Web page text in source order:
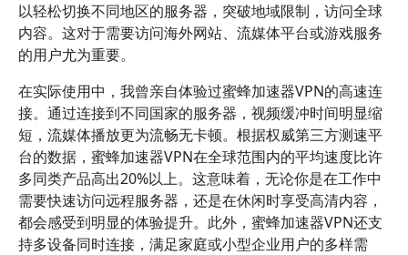
以轻松切换不同地区的服务器，突破地域限制，访问全球
内容。这对于需要访问海外网站、流媒体平台或游戏服务
的用户尤为重要。
在实际使用中，我曾亲自体验过蜜蜂加速器VPN的高速连
接。通过连接到不同国家的服务器，视频缓冲时间明显缩
短，流媒体播放更为流畅无卡顿。根据权威第三方测速平
台的数据，蜜蜂加速器VPN在全球范围内的平均速度比许
多同类产品高出20%以上。这意味着，无论你是在工作中
需要快速访问远程服务器，还是在休闲时享受高清内容，
都会感受到明显的体验提升。此外，蜜蜂加速器VPN还支
持多设备同时连接，满足家庭或小型企业用户的多样需